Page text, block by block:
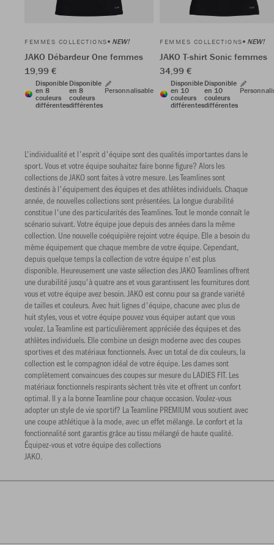
FEMMES COLLECTIONS NEW!
JAKO Débardeur One femmes
19,99 €
Disponible
en 8
couleurs
différentes
Disponible
en 8
couleurs
différentes
Personnalisable
FEMMES COLLECTIONS NEW!
JAKO T-shirt Sonic femmes
34,99 €
Disponible
en 10
couleurs
différentes
Disponible
en 10
couleurs
différentes
L'individualité et l'esprit d'équipe sont des qualités importantes dans le
sport. Vous et votre équipe souhaitez faire bonne figure? Alors les
collections de JAKO sont faites à votre mesure. Les Teamlines sont
destinés à l'équipement des équipes et des athlètes individuels. Chaque
année, de nouvelles collections sont présentées. La longue durabilité
constitue l'une des particularités des Teamlines. Tout le monde connaît le
scénario suivant. Votre équipe joue depuis des années dans la même
collection. Une nouvelle coéquipière rejoint votre équipe. Elle a besoin du
même équipement que chaque membre de votre équipe. Cependant,
depuis quelque temps la collection de votre équipe n'est plus
disponible. Heureusement une vaste sélection des JAKO Teamlines offrent
une durabilité jusqu'à quatre ans et vous garantissent les fournitures dont
vous et votre équipe avez besoin. JAKO est connu pour sa grande variété
de tailles et couleurs. Avec huit lignes d'équipe, chacune avec plus de
huit styles, vous et votre équipe pouvez vous équiper autant que vous
voulez. La Teamline est particulièrement appréciée des équipes et des
athlètes individuels. Elle combine un design moderne avec des coupes
sportives et des matériaux fonctionnels. Avec un total de dix couleurs, la
collection est le compagnon idéal de votre équipe. Les dames sont
complètement convaincues des coupes sur mesure du LADIES FIT. Les
matériaux fonctionnels respirants sèchent très vite et offrent un confort
optimal. Il y a la bonne Teamline pour chaque occasion. Voulez-vous
adopter un style de vie sportif? La Teamline PREMIUM vous soutient avec
une coupe athlétique à la mode, avec un effet mélange. Le confort et la
fonctionnalité sont garantis grâce au tissu mélangé de haute qualité.
Équipez-vous et votre équipe des collections
JAKO.